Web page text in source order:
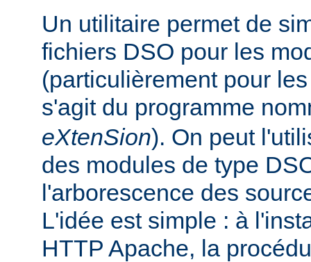
Un utilitaire permet de
fichiers DSO pour les
(particulièrement pour
s'agit du programme
eXtenSion). On peut
des modules de type
l'arborescence des
L'idée est simple : à
HTTP Apache, la